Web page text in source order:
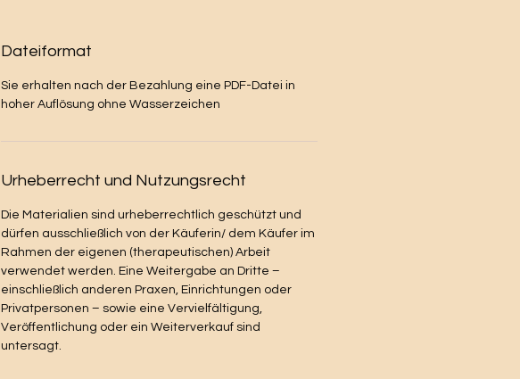
Dateiformat
Sie erhalten nach der Bezahlung eine PDF-Datei in
hoher Auflösung ohne Wasserzeichen
Urheberrecht und Nutzungsrecht
Die Materialien sind urheberrechtlich geschützt und
dürfen ausschließlich von der Käuferin/ dem Käufer im
Rahmen der eigenen (therapeutischen) Arbeit
verwendet werden. Eine Weitergabe an Dritte –
einschließlich anderen Praxen, Einrichtungen oder
Privatpersonen – sowie eine Vervielfältigung,
Veröffentlichung oder ein Weiterverkauf sind
untersagt.